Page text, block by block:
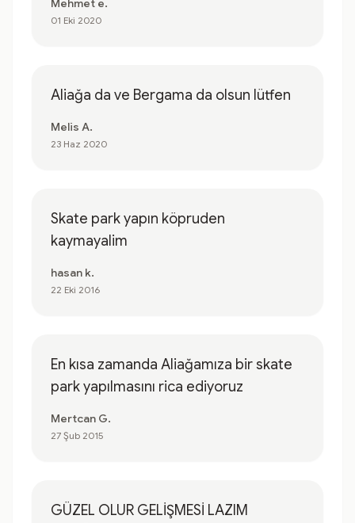
Mehmet e.
01 Eki 2020
Aliağa da ve Bergama da olsun lütfen
Melis A.
23 Haz 2020
Skate park yapın köpruden
kaymayalim
hasan k.
22 Eki 2016
En kısa zamanda Aliağamıza bir skate
park yapılmasını rica ediyoruz
Mertcan G.
27 Şub 2015
GÜZEL OLUR GELİŞMESİ LAZIM